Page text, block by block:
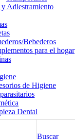
Buscar
Adiestramiento
Bebederos
para el hogar
de Higiene
Dental